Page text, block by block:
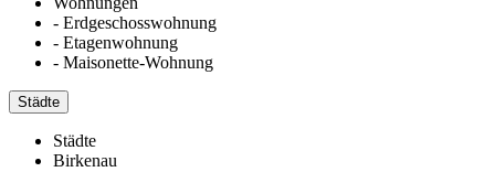
- Erdgeschosswohnung
- Etagenwohnung
- Maisonette-Wohnung
Städte
Städte
Birkenau